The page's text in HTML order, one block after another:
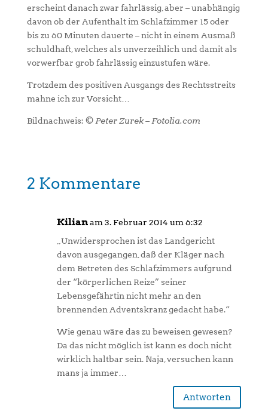
erscheint danach zwar fahrlässig, aber – unabhängig
davon ob der Aufenthalt im Schlafzimmer 15 oder
bis zu 60 Minuten dauerte – nicht in einem Ausmaß
schuldhaft, welches als unverzeihlich und damit als
vorwerfbar grob fahrlässig einzustufen wäre.
Trotzdem des positiven Ausgangs des Rechtsstreits
mahne ich zur Vorsicht…
Bildnachweis: © Peter Zurek – Fotolia.com
2 Kommentare
Kilian am 3. Februar 2014 um 6:32
„Unwidersprochen ist das Landgericht
davon ausgegangen, daß der Kläger nach
dem Betreten des Schlafzimmers aufgrund
der “körperlichen Reize” seiner
Lebensgefährtin nicht mehr an den
brennenden Adventskranz gedacht habe.“
Wie genau wäre das zu beweisen gewesen?
Da das nicht möglich ist kann es doch nicht
wirklich haltbar sein. Naja, versuchen kann
mans ja immer…
Antworten